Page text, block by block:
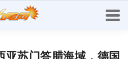
苏门答腊海域，德国